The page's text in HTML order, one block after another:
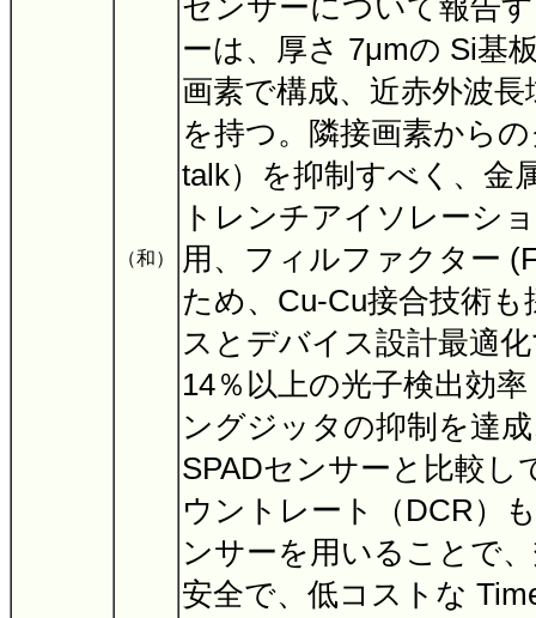
（和）
センサーについて報告
ーは、厚さ 7μmの Si基
画素で構成、近赤外波
を持つ。隣接画素から
talk）を抑制すべく、金
トレンチアイソレーシ
用、フィルファクター
ため、Cu-Cu接合技術
スとデバイス設計最適
14％以上の光子検出効
ングジッタの抑制を達
SPADセンサーと比較し
ウントレート（DCR）
ンサーを用いることで
安全で、低コストな